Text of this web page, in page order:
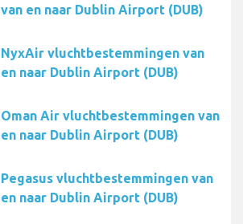
van en naar Dublin Airport (DUB)
NyxAir vluchtbestemmingen van
en naar Dublin Airport (DUB)
Oman Air vluchtbestemmingen van
en naar Dublin Airport (DUB)
Pegasus vluchtbestemmingen van
en naar Dublin Airport (DUB)